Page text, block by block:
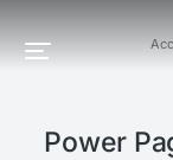
Vous êtes ici :
Power